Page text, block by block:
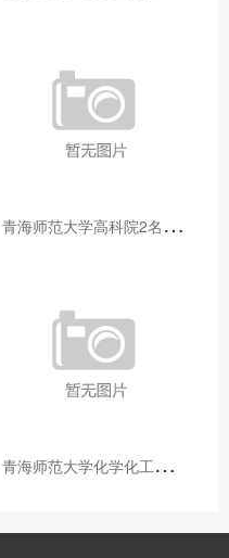
青
海师范大学高科院2名专家当选中国科学院院士
青
海师范大学化学化工学院开展铸牢中华民族共同体意识大讲堂活动